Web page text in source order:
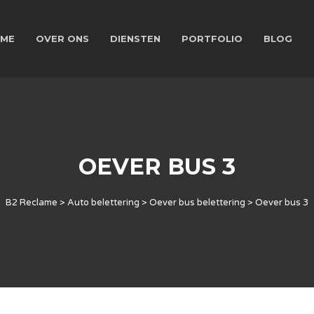
OVER ONS DIENSTEN PORTFOLIO BLOG
OEVER BUS 3
B2 Reclame > Auto belettering > Oever bus belettering > Oever bus 3